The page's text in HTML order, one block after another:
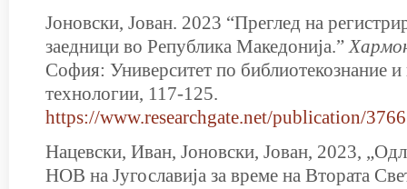
Јоновски, Јован. 2023 “Преглед на
заедници во Република Македониja.”
София: Университет по библиотекознание
технологии, 117-125.
https://www.researchgate.net/publication/
Нацевски, Иван, Јоновски, Јован, 2023,
НОВ на Југославија за време на Втората